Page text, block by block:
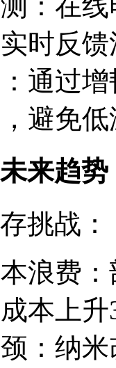
时反
通过
避免
来趋势
挑战：
浪费
本上升
：纳